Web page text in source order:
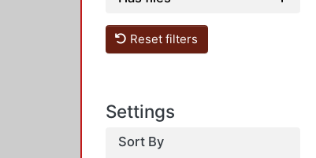
Reset filters
Settings
Sort By